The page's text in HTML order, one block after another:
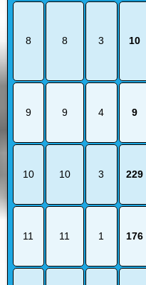
8 8 3 10
9 9 4 9
10 10 3 229
11 11 1 176